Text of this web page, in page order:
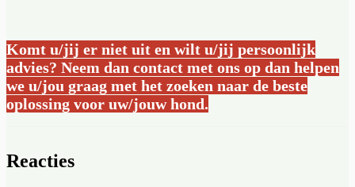
Komt u/jij er niet uit en wilt u/jij persoonlijk
advies? Neem dan contact met ons op dan helpen
we u/jou graag met het zoeken naar de beste
oplossing voor uw/jouw hond.
Reacties